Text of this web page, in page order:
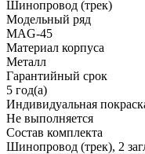
Шинопровод (трек)
Модельный ряд
MAG-45
Материал корпуса
Металл
Гарантийный срок
5 год(а)
Индивидуальная
Не выполняется
Состав комплекта
Шинопровод (трек), 2